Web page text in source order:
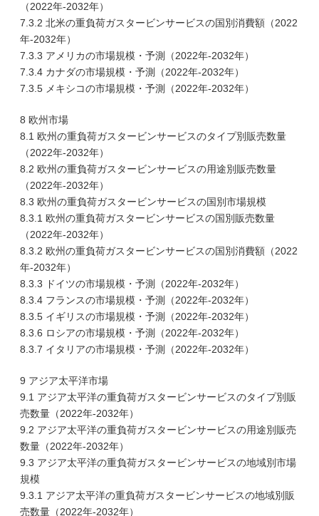
（2022年-2032年）
7.3.2 北米の重負荷ガスタービンサービスの国別消費額（2022
年-2032年）
7.3.3 アメリカの市場規模・予測（2022年-2032年）
7.3.4 カナダの市場規模・予測（2022年-2032年）
7.3.5 メキシコの市場規模・予測（2022年-2032年）
8 欧州市場
8.1 欧州の重負荷ガスタービンサービスのタイプ別販売数量
（2022年-2032年）
8.2 欧州の重負荷ガスタービンサービスの用途別販売数量
（2022年-2032年）
8.3 欧州の重負荷ガスタービンサービスの国別市場規模
8.3.1 欧州の重負荷ガスタービンサービスの国別販売数量
（2022年-2032年）
8.3.2 欧州の重負荷ガスタービンサービスの国別消費額（2022
年-2032年）
8.3.3 ドイツの市場規模・予測（2022年-2032年）
8.3.4 フランスの市場規模・予測（2022年-2032年）
8.3.5 イギリスの市場規模・予測（2022年-2032年）
8.3.6 ロシアの市場規模・予測（2022年-2032年）
8.3.7 イタリアの市場規模・予測（2022年-2032年）
9 アジア太平洋市場
9.1 アジア太平洋の重負荷ガスタービンサービスのタイプ別販
売数量（2022年-2032年）
9.2 アジア太平洋の重負荷ガスタービンサービスの用途別販売
数量（2022年-2032年）
9.3 アジア太平洋の重負荷ガスタービンサービスの地域別市場
規模
9.3.1 アジア太平洋の重負荷ガスタービンサービスの地域別販
売数量（2022年-2032年）